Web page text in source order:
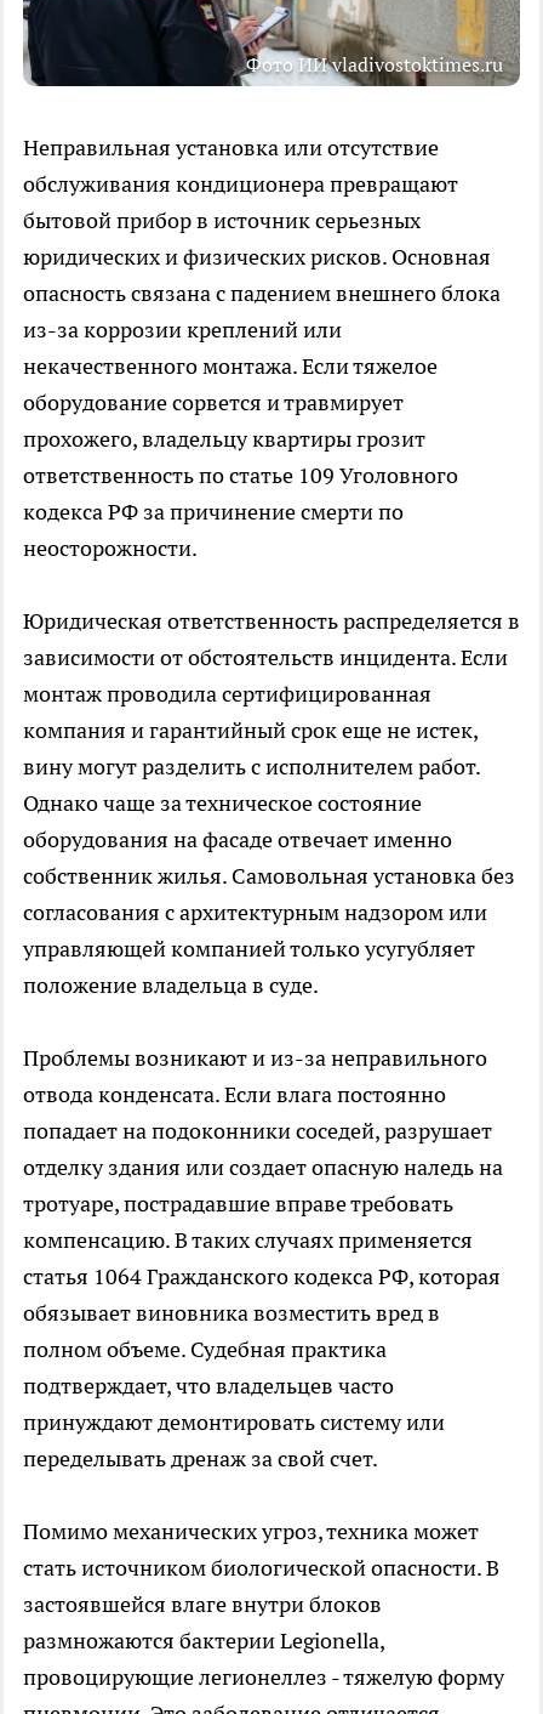
Фото ИИ vladivostoktimes.ru
Неправильная установка или отсутствие
обслуживания кондиционера превращают
бытовой прибор в источник серьезных
юридических и физических рисков. Основная
опасность связана с падением внешнего блока
из-за коррозии креплений или
некачественного монтажа. Если тяжелое
оборудование сорвется и травмирует
прохожего, владельцу квартиры грозит
ответственность по статье 109 Уголовного
кодекса РФ за причинение смерти по
неосторожности.
Юридическая ответственность распределяется в
зависимости от обстоятельств инцидента. Если
монтаж проводила сертифицированная
компания и гарантийный срок еще не истек,
вину могут разделить с исполнителем работ.
Однако чаще за техническое состояние
оборудования на фасаде отвечает именно
собственник жилья. Самовольная установка без
согласования с архитектурным надзором или
управляющей компанией только усугубляет
положение владельца в суде.
Проблемы возникают и из-за неправильного
отвода конденсата. Если влага постоянно
попадает на подоконники соседей, разрушает
отделку здания или создает опасную наледь на
тротуаре, пострадавшие вправе требовать
компенсацию. В таких случаях применяется
статья 1064 Гражданского кодекса РФ, которая
обязывает виновника возместить вред в
полном объеме. Судебная практика
подтверждает, что владельцев часто
принуждают демонтировать систему или
переделывать дренаж за свой счет.
Помимо механических угроз, техника может
стать источником биологической опасности. В
застоявшейся влаге внутри блоков
размножаются бактерии Legionella,
провоцирующие легионеллез - тяжелую форму